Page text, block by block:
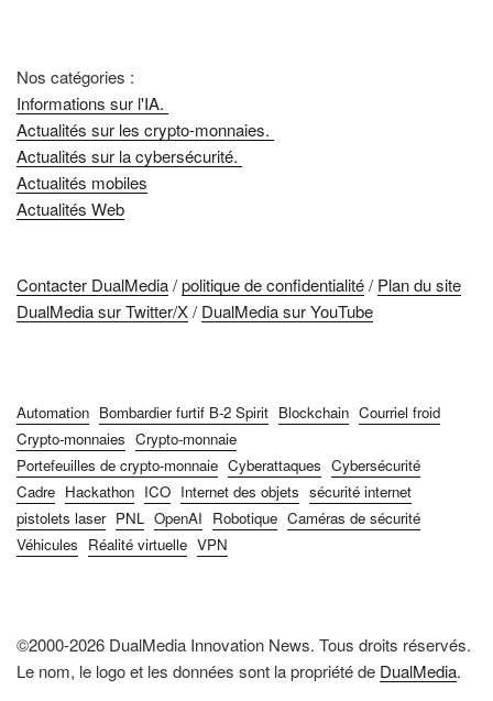
Nos catégories :
Informations sur l'IA.
Actualités sur les crypto-monnaies.
Actualités sur la cybersécurité.
Actualités mobiles
Actualités Web
Contacter DualMedia/politique de confidentialité/ Plan du site
DualMedia sur Twitter/X/ DualMedia sur YouTube
Automation Bombardier furtif B-2 Spirit Blockchain Courriel froid
Crypto-monnaies Crypto-monnaie
Portefeuilles de crypto-monnaie Cyberattaques Cybersécurité
Cadre Hackathon ICO Internet des objets sécurité internet
pistolets laser PNL OpenAI Robotique Caméras de sécurité
Véhicules Réalité virtuelle VPN
©2000-2026 DualMedia Innovation News. Tous droits réservés.
Le nom, le logo et les données sont la propriété de DualMedia.